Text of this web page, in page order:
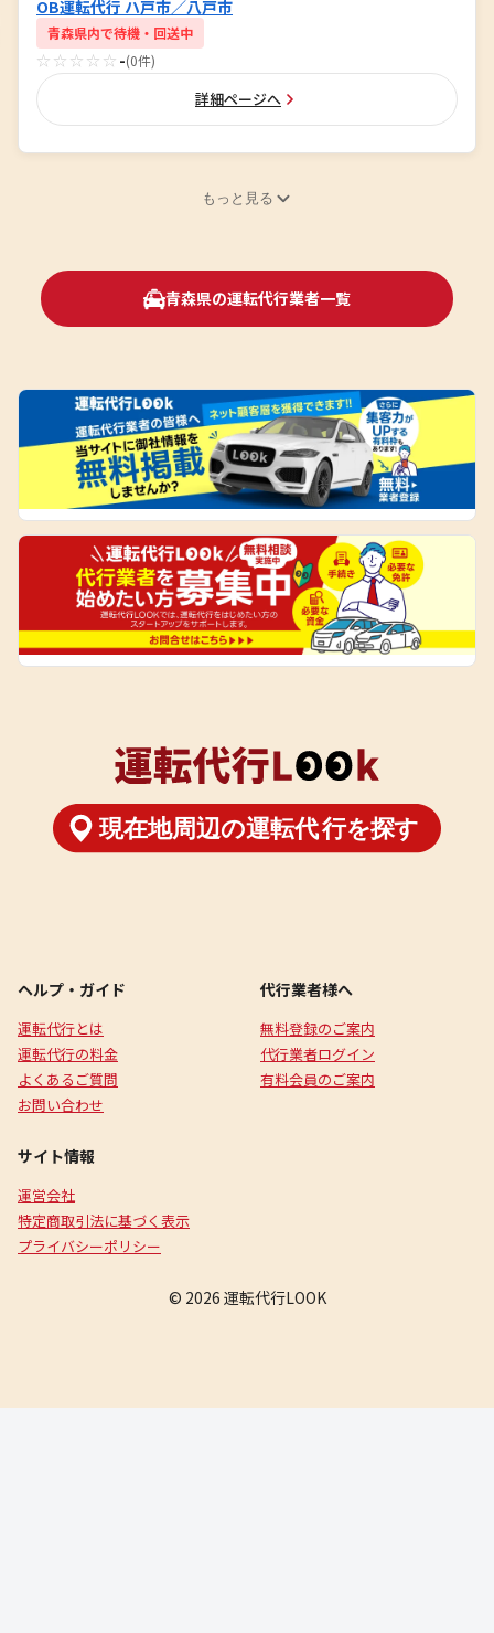
OB運転代行 ハ戸市／八戸市
青森県内で待機・回送中
☆☆☆☆☆ -(0件)
詳細ページへ
もっと見る
青森県の運転代行業者一覧
ヘルプ・ガイド
運転代行とは
運転代行の料金
よくあるご質問
お問い合わせ
代行業者様へ
無料登録のご案内
代行業者ログイン
有料会員のご案内
サイト情報
運営会社
特定商取引法に基づく表示
プライバシーポリシー
© 2026 運転代行LOOK